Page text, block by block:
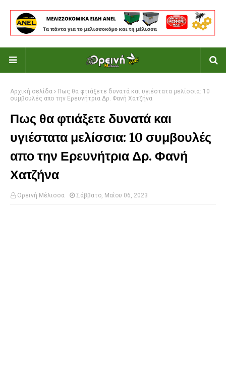
Αρχική σελίδα
Πως θα φτιάξετε δυνατά και υγιέστατα μελίσσια: 10
συμβουλές απο την Ερευνήτρια Δρ. Φανή Χατζήνα
Πως θα φτιάξετε δυνατά και
υγιέστατα μελίσσια: 10 συμβουλές
απο την Ερευνήτρια Δρ. Φανή
Χατζήνα
Ορεινή Μέλισσα Σάββατο, Μαΐου 06, 2023